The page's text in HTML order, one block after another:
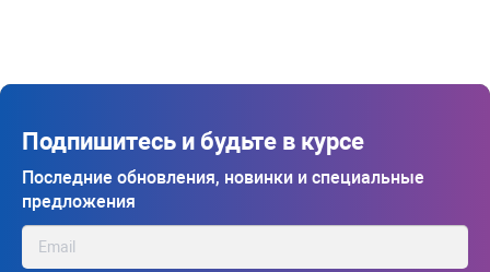
Подпишитесь и будьте в курсе
Последние обновления, новинки и специальные
предложения